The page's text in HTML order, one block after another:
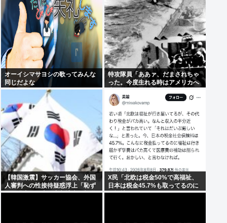
オーイシマサヨシの歌ってみんな
同じだよな
特攻隊員「ああァ、だまされちゃ
った。今度生れる時はアメリカへ
【韓国激震】サッカー協会、外国
人審判への性接待疑惑浮上「恥ず
べき過去」日本人審判該当の報道
X民「北欧は税金50%で高福祉、
日本は税金45.7%も取ってるのに
低福祉、おかしいよ」 11万いいね